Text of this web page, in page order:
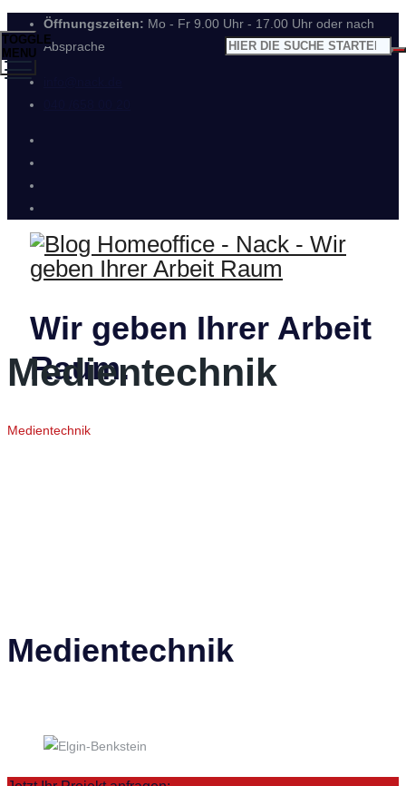
Öffnungszeiten: Mo - Fr 9.00 Uhr - 17.00 Uhr oder nach
Absprache
Wir geben Ihrer Arbeit
Raum.
TOGGLE
MENU
Medientechnik
Medientechnik
Medientechnik